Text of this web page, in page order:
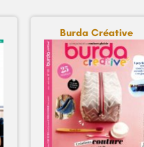
Burda Créative